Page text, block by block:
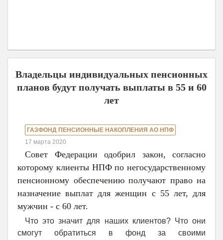
Владельцы индивидуальных пенсионных
планов будут получать выплаты в 55 и 60
лет
ГАЗФОНД ПЕНСИОННЫЕ НАКОПЛЕНИЯ АО НПФ
17 марта 2020
Совет Федерации одобрил закон, согласно
которому клиенты НПФ по негосударственному
пенсионному обеспечению получают право на
назначение выплат для женщин с 55 лет, для
мужчин - с 60 лет.
Что это значит для наших клиентов? Что они
смогут обратиться в фонд за своими